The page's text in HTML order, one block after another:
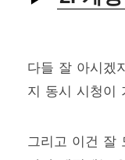
다들 잘 아시겠
지 동시 시청이
그리고 이건 잘